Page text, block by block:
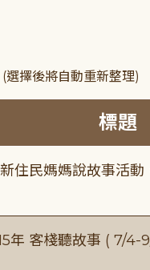
(選擇後將自動重新整理)
標題
新住民媽媽說故事活
年 客棧聽故事 ( 7/